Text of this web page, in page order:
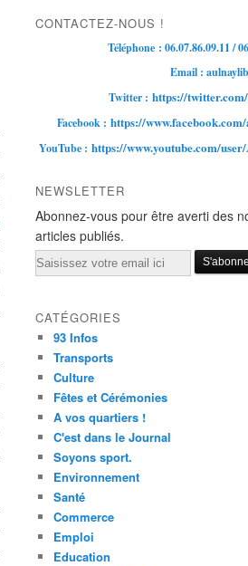
CONTACTEZ-NOUS !
Téléphone : 06.07.86.09.11 /
Email :
Twitter : https://
Facebook : https://
YouTube : https://www.youtube.com/
NEWSLETTER
Abonnez-vous pour être averti des
articles publiés.
Email
CATÉGORIES
93 Infos
Transports
Culture
Fêtes et Cérémonies
A vos quartiers !
C'est dans le Journal
Soyons sport.
Environnement
Santé
Commerce
Emploi
Education